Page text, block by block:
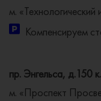
м.
Компенсируем
пр. Энгельса, д.150
м. «Проспект